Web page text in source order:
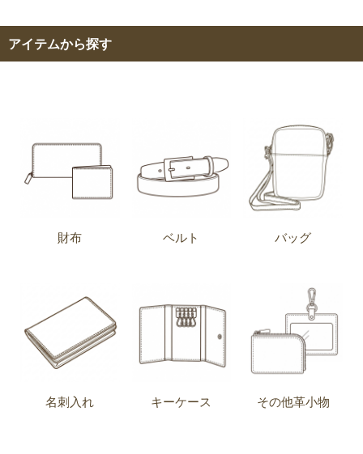
アイテムから探す
財布 ベルト バッグ
名刺入れ キーケース その他革小物